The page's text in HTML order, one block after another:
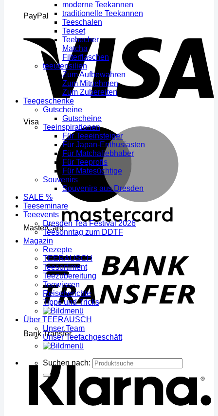
PayPal
Visa
MasterCard
Bank Transfer
moderne Teekannen
traditionelle Teekannen
Teeschalen
Teeset
Teebecher
Matcha
Filterflaschen
teeutensilien
Zum Aufbewahren
Zum Mitnehmen
Zum Zubereiten
Teegeschenke
Gutscheine
Gutscheine
Teeinspirationen
Für Teeeinsteiger
Für Japan-Enthusiasten
Für Matchaliebhaber
Für Teeprofis
Für Matesüchtige
Souvenirs
Souvenirs aus Dresden
SALE %
Teeseminare
Teeevents
Dresden Tea Festival 2026
Teesonntag zum DDTF
Magazin
Rezepte
TEERAUSCH
Teesortiment
Teezubereitung
Teewissen
Reiseberichte
Tipps und Tricks
Über TEERAUSCH
Unser Team
Unser Teefachgeschäft
Suchen nach: